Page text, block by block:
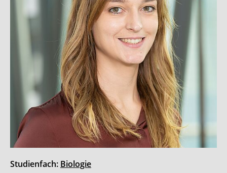
Studienfach: Biologie